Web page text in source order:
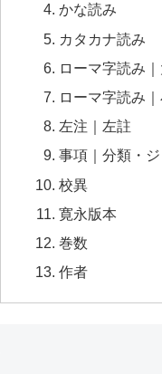
かな読み
カタカナ読み
ローマ字読み
ローマ字読み
左注｜左註
事項｜分類・
校異
寛永版本
巻数
作者